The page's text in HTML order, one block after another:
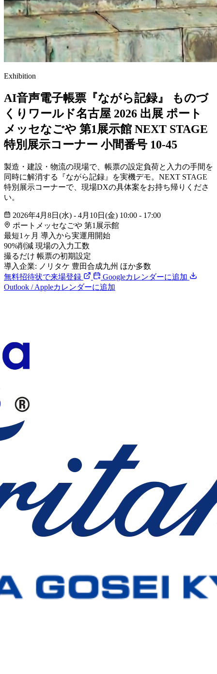
Exhibition
AI音声電子帳票『ながら記録』
ものづ
くりワールド名古屋 2026 出展 ポート
メッセなごや 第1展示館 NEXT STAGE
特別展示コーナー 小間番号 10-45
製造・建設・物流の現場で、帳票の設定負荷と入力の手間を
同時に解消する『ながら記録』を実機デモ。NEXT STAGE
特別展示コーナーで、現場DXの具体案をお持ち帰りくださ
い。
2026年4月8日(水) - 4月10日(金) 10:00 - 17:00
ポートメッセなごや 第1展示館
最短1ヶ月 導入から実運用開始
90%削減 現場の入力工数
撮るだけ 帳票の初期設定
導入企業: ノリタケ 豊田合成九州 ほか多数
無料招待状で来場登録
Googleカレンダーに追加
Outlook / Appleカレンダーに追加